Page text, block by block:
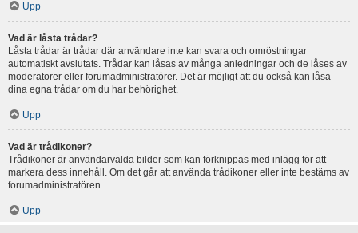
Upp
Vad är låsta trådar?
Låsta trådar är trådar där användare inte kan svara och omröstningar
automatiskt avslutats. Trådar kan låsas av många anledningar och de låses av
moderatorer eller forumadministratörer. Det är möjligt att du också kan låsa
dina egna trådar om du har behörighet.
Upp
Vad är trådikoner?
Trådikoner är användarvalda bilder som kan förknippas med inlägg för att
markera dess innehåll. Om det går att använda trådikoner eller inte bestäms av
forumadministratören.
Upp